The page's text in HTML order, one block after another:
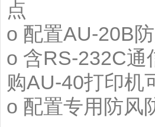
点
o 配置AU-20B
o 含RS-232C通
购AU-40打印机
o 配置专用防风